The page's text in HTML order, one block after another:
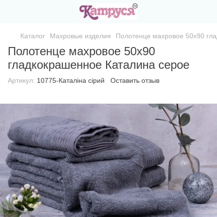
Каталог Махровые изделия Полотенце махровое 50х90
Полотенце махровое 50х90
гладкокрашенное Каталина серое
Артикул: 10775-Каталіна сірий Оставить отзыв